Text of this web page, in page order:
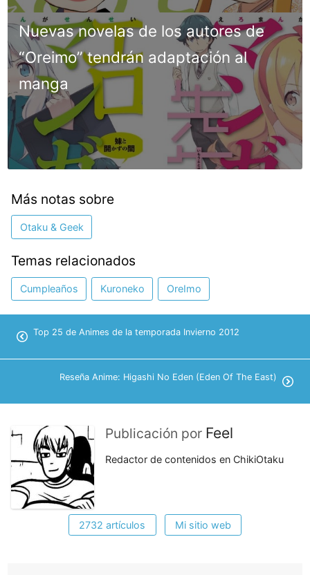
Nuevas novelas de los autores de
“Oreimo” tendrán adaptación al
manga
Más notas sobre
Otaku & Geek
Temas relacionados
Cumpleaños Kuroneko OreImo
Top 25 de Animes de la temporada Invierno 2012
Reseña Anime: Higashi No Eden (Eden Of The East)
Publicación por Feel
Redactor de contenidos en ChikiOtaku
2732 artículos Mi sitio web